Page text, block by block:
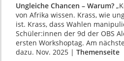
Ungleiche Chancen – Warum?
von Afrika wissen. Krass, wie
ist. Krass, dass Wahlen
Schüler:innen der 9d der OBS
ersten Workshoptag. Am
dazu. Nov. 2025 | Themenseite